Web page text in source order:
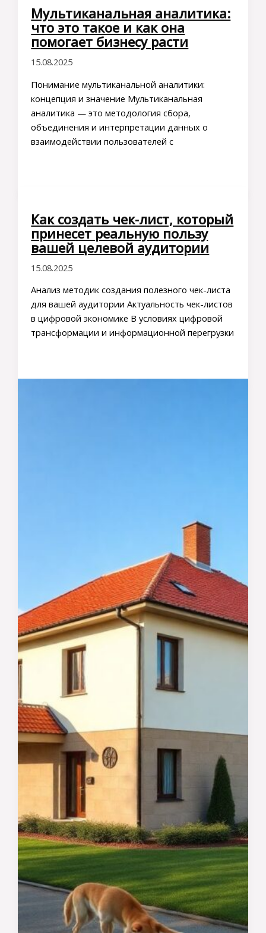
Мультиканальная аналитика:
что это такое и как она
помогает бизнесу расти
15.08.2025
Понимание мультиканальной аналитики:
концепция и значение Мультиканальная
аналитика — это методология сбора,
объединения и интерпретации данных о
взаимодействии пользователей с
Как создать чек-лист, который
принесет реальную пользу
вашей целевой аудитории
15.08.2025
Анализ методик создания полезного чек-листа
для вашей аудитории Актуальность чек-листов
в цифровой экономике В условиях цифровой
трансформации и информационной перегрузки